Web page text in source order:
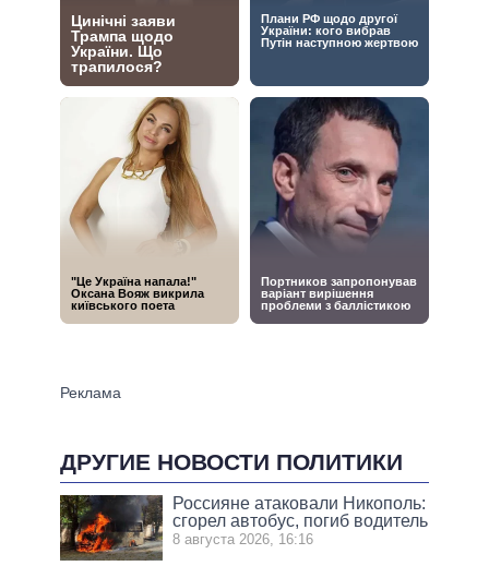
ДРУГИЕ НОВОСТИ ПОЛИТИКИ
Россияне атаковали Никополь:
сгорел автобус, погиб водитель
8 августа 2026, 16:16